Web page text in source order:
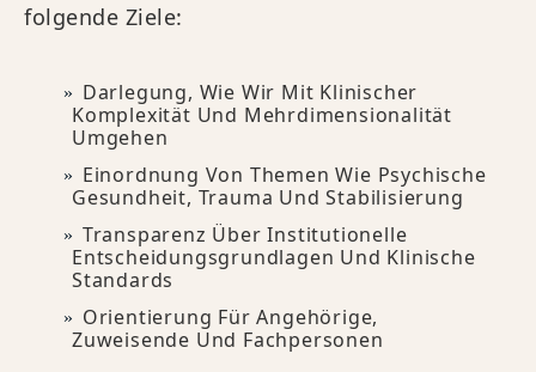
folgende Ziele:
Darlegung, Wie Wir Mit Klinischer
Komplexität Und Mehrdimensionalität
Umgehen
Einordnung Von Themen Wie Psychische
Gesundheit, Trauma Und Stabilisierung
Transparenz Über Institutionelle
Entscheidungsgrundlagen Und Klinische
Standards
Orientierung Für Angehörige,
Zuweisende Und Fachpersonen